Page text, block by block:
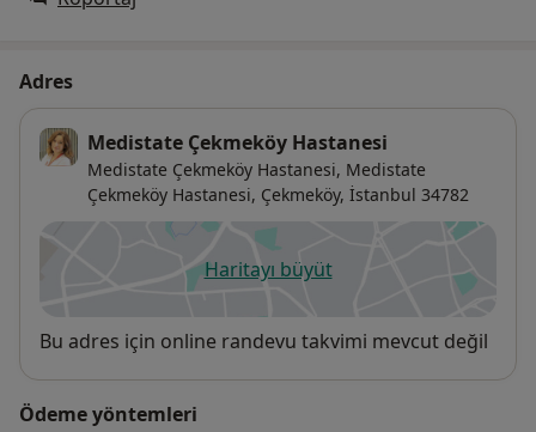
Adres
Medistate Çekmeköy Hastanesi
Medistate Çekmeköy Hastanesi, Medistate
Çekmeköy Hastanesi, Çekmeköy, İstanbul 34782
Haritayı büyütyeni bir sekmede açılır
Uygunluk
Bu adres için online randevu takvimi mevcut değil
Ödeme yöntemleri